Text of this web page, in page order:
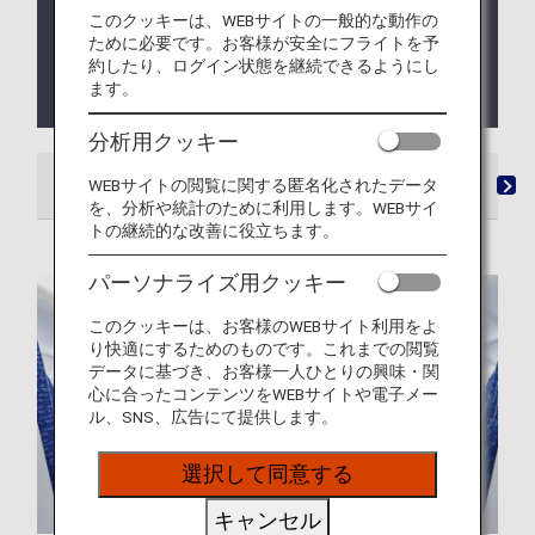
ービスの番組が登場！
翼の王国・eライブラリが、ANAアプリからお楽し
みいただけるようになりました
機内の映画、ビデオ、音楽 ANA Wi-Fi Service
このクッキーは、WEBサイトの一般的な動作の
ために必要です。お客様が安全にフライトを予
約したり、ログイン状態を継続できるようにし
ます。
分析用クッキー
WEBサイトの閲覧に関する匿名化されたデータ
を、分析や統計のために利用します。WEBサイ
トの継続的な改善に役立ちます。
パーソナライズ用クッキー
このクッキーは、お客様のWEBサイト利用をよ
り快適にするためのものです。これまでの閲覧
データに基づき、お客様一人ひとりの興味・関
心に合ったコンテンツをWEBサイトや電子メー
ル、SNS、広告にて提供します。
選択して同意する
キャンセル